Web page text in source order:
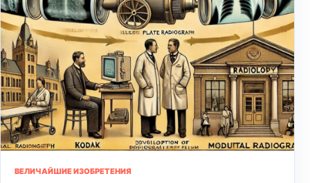
ВЕЛИЧАЙШИЕ ИЗОБРЕТЕНИЯ